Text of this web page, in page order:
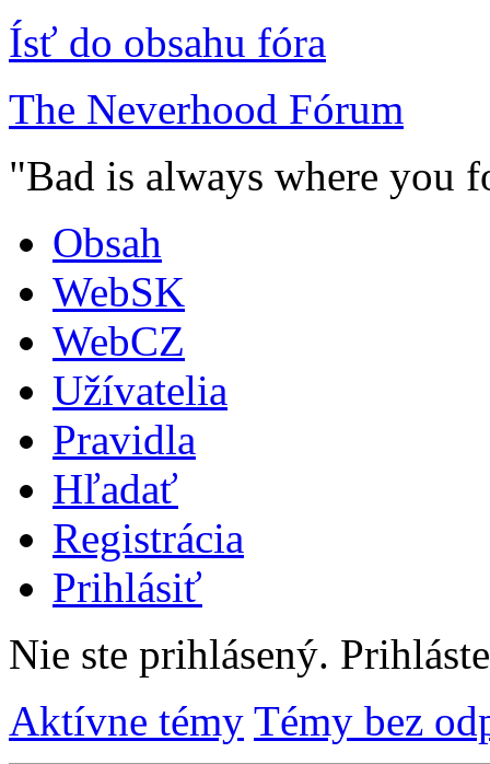
Ísť do obsahu fóra
The Neverhood Fórum
"Bad is always where you
Obsah
WebSK
WebCZ
Užívatelia
Pravidla
Hľadať
Registrácia
Prihlásiť
Nie ste prihlásený.
Aktívne témy Témy bez